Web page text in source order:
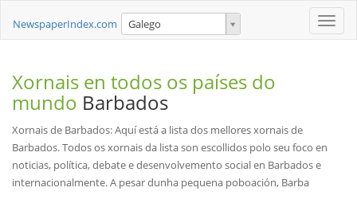
Toggle
NewspaperIndex.com Galego
Xornais en todos os países do
mundo Barbados
Xornais de Barbados: Aquí está a lista dos mellores xornais de
Barbados. Todos os xornais da lista son escollidos polo seu foco en
noticias, política, debate e desenvolvemento social en Barbados e
internacionalmente. A pesar dunha pequena poboación, Barba